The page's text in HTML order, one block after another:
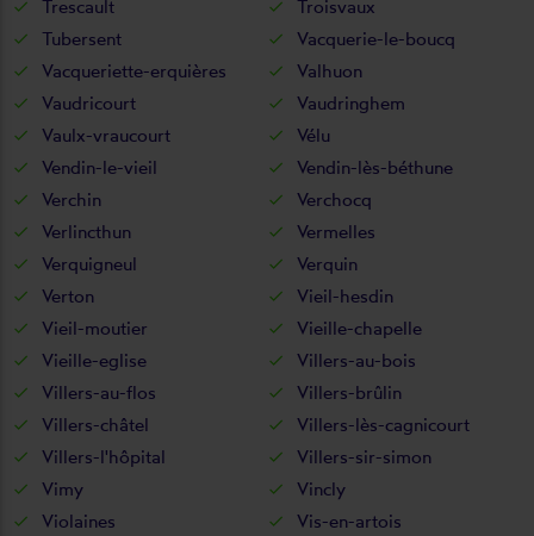
Trescault
Troisvaux
Tubersent
Vacquerie-le-boucq
Vacqueriette-erquières
Valhuon
Vaudricourt
Vaudringhem
Vaulx-vraucourt
Vélu
Vendin-le-vieil
Vendin-lès-béthune
Verchin
Verchocq
Verlincthun
Vermelles
Verquigneul
Verquin
Verton
Vieil-hesdin
Vieil-moutier
Vieille-chapelle
Vieille-eglise
Villers-au-bois
Villers-au-flos
Villers-brûlin
Villers-châtel
Villers-lès-cagnicourt
Villers-l'hôpital
Villers-sir-simon
Vimy
Vincly
Violaines
Vis-en-artois